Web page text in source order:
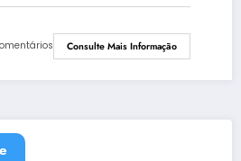
Consulte Mais Informação